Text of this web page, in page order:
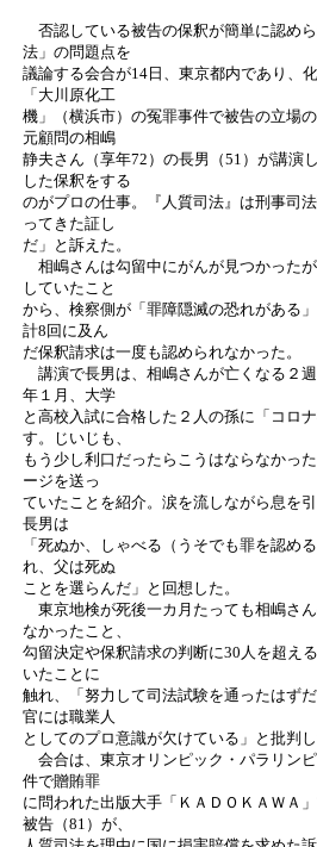
否認している被告の保釈が簡単に認め
法」の問題点を
議論する会合が14日、東京都内であり、
「大川原化工
機」（横浜市）の冤罪事件で被告の立場
元顧問の相嶋
静夫さん（享年72）の長男（51）が講演
した保釈をする
のがプロの仕事。『人質司法』は刑事司
ってきた証し
だ」と訴えた。
相嶋さんは勾留中にがんが見つかった
していたこと
から、検察側が「罪障隠滅の恐れがある」
計8回に及ん
だ保釈請求は一度も認められなかった。
講演で長男は、相嶋さんが亡くなる２週
年１月、大学
と高校入試に合格した２人の孫に「コロ
す。じいじも、
もう少し利口だったらこうはならなかっ
ージを送っ
ていたことを紹介。涙を流しながら息を引
長男は
「死ぬか、しゃべる（うそでも罪を認め
れ、父は死ぬ
ことを選らんだ」と回想した。
東京地検が死後一カ月たっても相嶋さ
なかったこと、
勾留決定や保釈請求の判断に30人を超え
いたことに
触れ、「努力して司法試験を通ったはず
官には職業人
としてのプロ意識が欠けている」と批判し
会合は、東京オリンピック・パラリン
件で贈賄罪
に問われた出版大手「ＫＡＤＯＫＡＷＡ
被告（81）が、